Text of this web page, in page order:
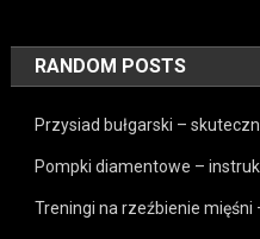
RANDOM POSTS
Przysiad bułgarski –
Pompki diamentowe –
Treningi na rzeźbienie